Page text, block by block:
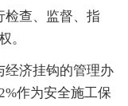
查、监督、指
。
济挂钩的管理办
作为安全施工保